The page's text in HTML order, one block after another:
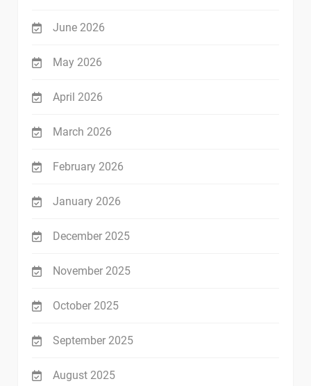
June 2026
May 2026
April 2026
March 2026
February 2026
January 2026
December 2025
November 2025
October 2025
September 2025
August 2025